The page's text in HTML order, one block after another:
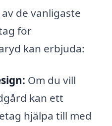
de vanligaste
för
kan erbjuda:
Om du vill
kan ett
hjälpa till med